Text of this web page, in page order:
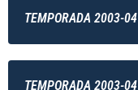
TEMPORADA 2003-04
TEMPORADA 2003-04